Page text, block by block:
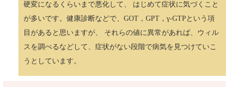
硬変になるくらいまで悪化して、 はじめて症状に気づくこと
が多いです。健康診断などで、GOT，GPT，γ-GTPという項
目があると思いますが、 それらの値に異常があれば、ウィル
スを調べるなどして、症状がない段階で病気を見つけていこ
うとしています。